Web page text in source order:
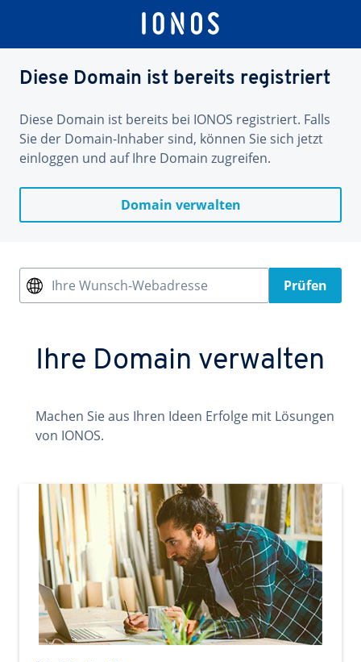
Diese Domain ist bereits registriert
Diese Domain ist bereits bei IONOS registriert. Falls
Sie der Domain-Inhaber sind, können Sie sich jetzt
einloggen und auf Ihre Domain zugreifen.
Domain verwalten
Ihre Wunsch-Webadresse Prüfen
Ihre Domain verwalten
Machen Sie aus Ihren Ideen Erfolge mit Lösungen
von IONOS.